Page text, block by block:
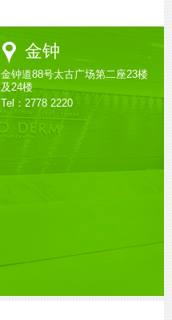
Google
Maps
金钟
金钟道88号太古广场第二座23楼
及24楼
Tel：2778 2220